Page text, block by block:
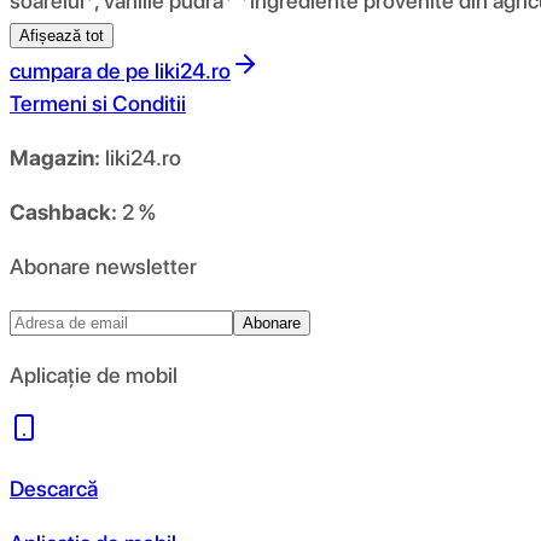
Afișează tot
cumpara de pe liki24.ro
Termeni si Conditii
Magazin: liki24.ro
Cashback: 2 %
Abonare newsletter
Abonare
Aplicație de mobil
Descarcă